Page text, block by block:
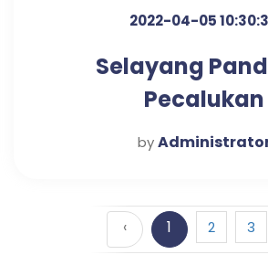
2022-04-05
Selayang
Pecalukan
by
‹ 1 2 3